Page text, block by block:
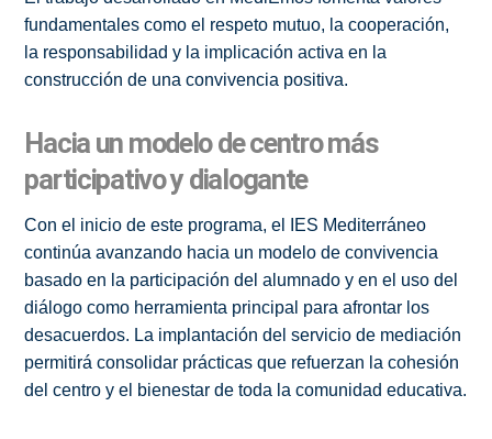
fundamentales como el respeto mutuo, la cooperación,
la responsabilidad y la implicación activa en la
construcción de una convivencia positiva.
Hacia un modelo de centro más
participativo y dialogante
Con el inicio de este programa, el IES Mediterráneo
continúa avanzando hacia un modelo de convivencia
basado en la participación del alumnado y en el uso del
diálogo como herramienta principal para afrontar los
desacuerdos. La implantación del servicio de mediación
permitirá consolidar prácticas que refuerzan la cohesión
del centro y el bienestar de toda la comunidad educativa.